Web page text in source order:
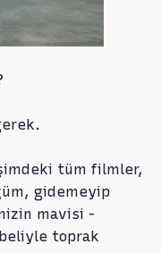
tüm filmler,
gidemeyip
mavisi -
toprak